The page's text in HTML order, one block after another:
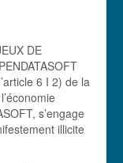
DE
6 I 2) de la
s’engage
illicite